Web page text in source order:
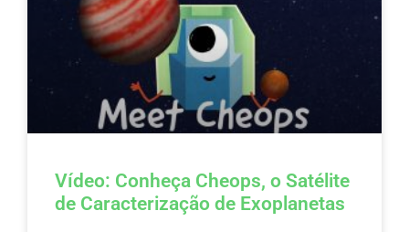
Vídeo: Conheça Cheops, o Satélite
de Caracterização de Exoplanetas